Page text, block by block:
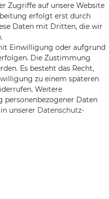
Facebook
auf Twitter
auf YouTube
auf
Schnellversand
zzgl. Versandkosten
Zugriffe auf unsere Website
erfolgt erst durch
Daten mit Dritten, die wir
Einwilligung oder aufgrund
Die Zustimmung
Es besteht das Recht,
zu einem späteren
Weitere
personenbezogener Daten
unserer Daten­schutz­